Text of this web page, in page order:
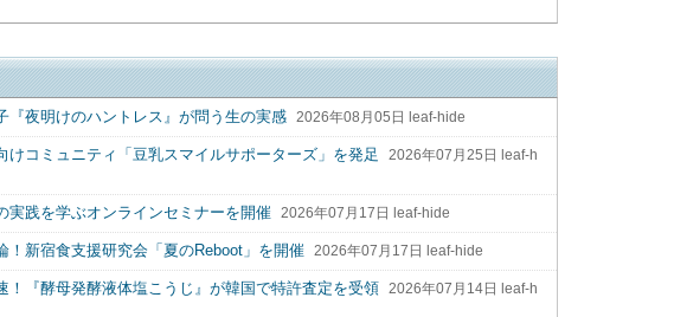
『夜明けのハントレス』が問う生の実感 2026年08月05日 leaf-hide
けコミュニティ「豆乳スマイルサポーターズ」を発足
2026年07月25日 leaf-h
実践を学ぶオンラインセミナーを開催 2026年07月17日 leaf-hide
！新宿食支援研究会「夏のReboot」を開催 2026年07月17日 leaf-hide
！『酵母発酵液体塩こうじ』が韓国で特許査定を受領
2026年07月14日 leaf-h